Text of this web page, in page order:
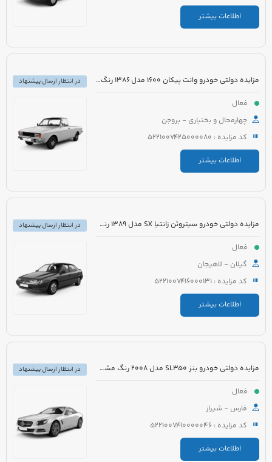
اطلاعات بیشتر
مزایده دولتی خودرو وانت پیکان 1600 مدل 1386 رنگ سفید روغنی
فعال
چهارمحال و بختیاری - بروجن
کد مزایده : 5221007425000080
اطلاعات بیشتر
در انتظار ارسال پیشنهاد
مزایده دولتی خودرو سیتروئن زانتیا SX مدل 1389 رنگ نقره ای
فعال
گیلان - لاهیجان
کد مزایده : 5221007416000131
اطلاعات بیشتر
در انتظار ارسال پیشنهاد
مزایده دولتی خودرو بنز SL350 مدل 2008 رنگ مشکی روغنی
فعال
فارس - شیراز
کد مزایده : 5221007410000046
اطلاعات بیشتر
در انتظار ارسال پیشنهاد